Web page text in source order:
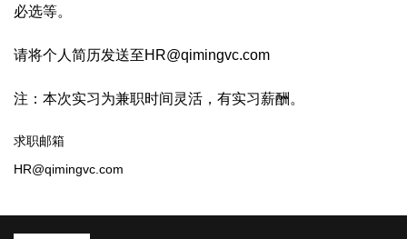
必选等。
请将个人简历发送至HR@qimingvc.com
注：本次实习为兼职时间灵活，有实习薪酬。
求职邮箱
HR@qimingvc.com